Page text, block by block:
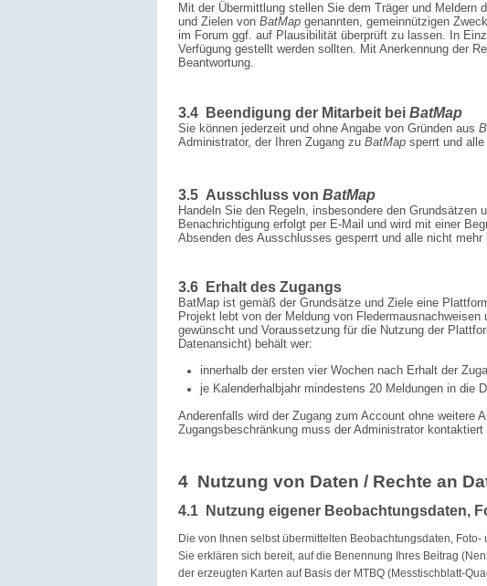
Mit der Übermittlung stellen Sie dem Träger und
und Zielen von BatMap genannten, gemeinnützigen
im Forum ggf. auf Plausibilität überprüft zu lassen. In
Verfügung gestellt werden sollten. Mit Anerkennung der
Beantwortung.
3.4 Beendigung der Mitarbeit bei BatMap
Sie können jederzeit und ohne Angabe von Gründen aus
Administrator, der Ihren Zugang zu BatMap sperrt und
3.5 Ausschluss von BatMap
Handeln Sie den Regeln, insbesondere den Grundsätzen
Benachrichtigung erfolgt per E-Mail und wird mit einer
Absenden des Ausschlusses gesperrt und alle nicht
3.6 Erhalt des Zugangs
BatMap ist gemäß der Grundsätze und Ziele eine
Projekt lebt von der Meldung von
gewünscht und Voraussetzung für die Nutzung der
Datenansicht) behält wer:
innerhalb der ersten vier Wochen nach Erhalt der
je Kalenderhalbjahr mindestens 20 Meldungen in die
Anderenfalls wird der Zugang zum Account ohne weitere
Zugangsbeschränkung muss der Administrator kontaktiert
4 Nutzung von Daten / Rechte an
4.1 Nutzung eigener Beobachtungsdaten,
Die von Ihnen selbst übermittelten Beobachtungsdaten,
Sie erklären sich bereit, auf die Benennung Ihres Beitrag
der erzeugten Karten auf Basis der MTBQ (Messtischblatt-